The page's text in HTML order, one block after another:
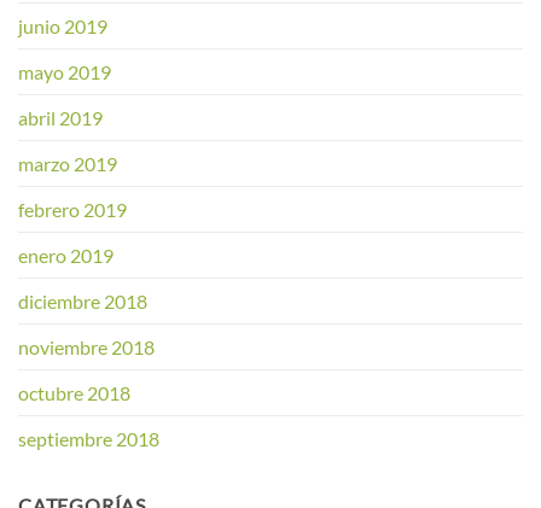
junio 2019
mayo 2019
abril 2019
marzo 2019
febrero 2019
enero 2019
diciembre 2018
noviembre 2018
octubre 2018
septiembre 2018